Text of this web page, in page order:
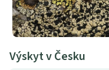
Výskyt v Česku